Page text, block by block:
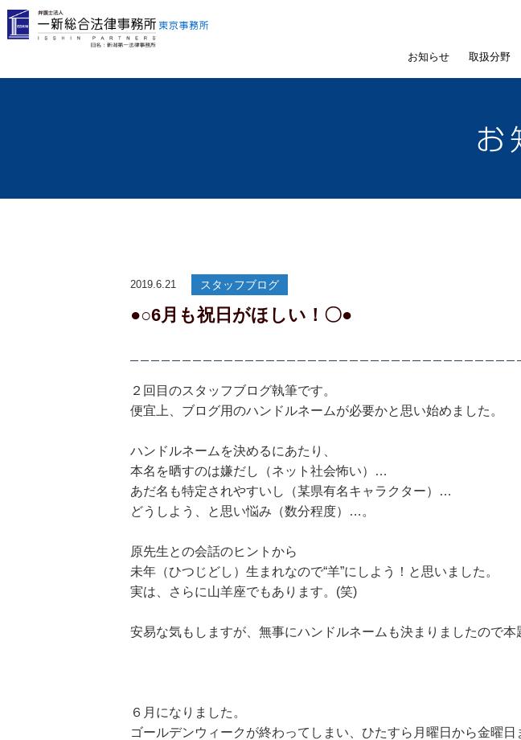
お知らせ 取扱分野
2019.6.21 スタッフブログ
●○6月も祝日がほしい！〇●
２回目のスタッフブログ執筆です。
便宜上、ブログ用のハンドルネームが必要かと思い始めました。
ハンドルネームを決めるにあたり、
本名を晒すのは嫌だし（ネット社会怖い）…
あだ名も特定されやすいし（某県有名キャラクター）…
どうしよう、と思い悩み（数分程度）…。
原先生との会話のヒントから
未年（ひつじどし）生まれなので“羊”にしよう！と思いました。
実は、さらに山羊座でもあります。(笑)
安易な気もしますが、無事にハンドルネームも決まりましたので本
６月になりました。
ゴールデンウィークが終わってしまい、ひたすら月曜日から金曜日